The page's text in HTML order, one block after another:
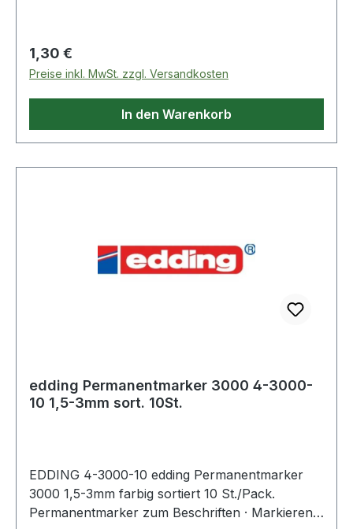
Regulärer Preis:
1,30 €
Preise inkl. MwSt. zzgl. Versandkosten
In den Warenkorb
edding Permanentmarker 3000 4-3000-
10 1,5-3mm sort. 10St.
EDDING 4-3000-10 edding Permanentmarker
3000 1,5-3mm farbig sortiert 10 St./Pack.
Permanentmarker zum Beschriften · Markieren